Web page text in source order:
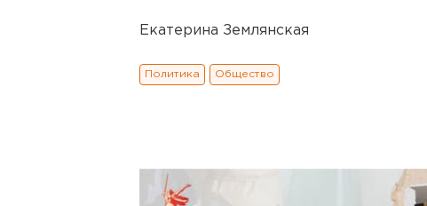
Екатерина Землянская
Политика Общество